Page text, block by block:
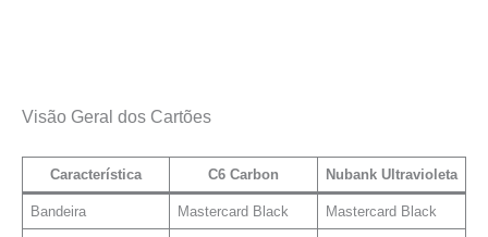
Visão Geral dos Cartões
Característica C6 Carbon Nubank Ultravioleta
Bandeira Mastercard Black Mastercard Black